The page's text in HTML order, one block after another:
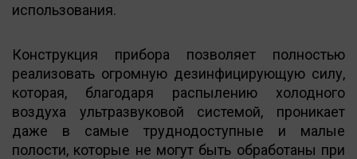
использования.
Конструкция прибора позволяет полностью
реализовать огромную дезинфицирующую силу,
которая, благодаря распылению холодного
воздуха ультразвуковой системой, проникает
даже в самые труднодоступные и малые
полости, которые не могут быть обработаны при